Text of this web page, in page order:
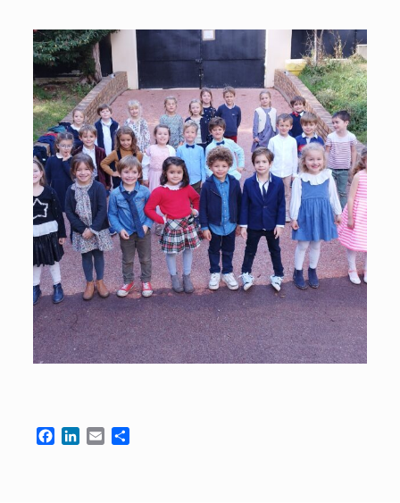
Facebook
LinkedIn
EmailPartager